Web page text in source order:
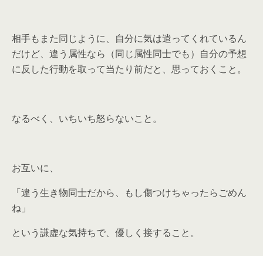
相手もまた同じように、自分に気は遣ってくれているん
だけど、違う属性なら（同じ属性同士でも）自分の予想
に反した行動を取って当たり前だと、思っておくこと。
なるべく、いちいち怒らないこと。
お互いに、
「違う生き物同士だから、もし傷つけちゃったらごめん
ね」
という謙虚な気持ちで、優しく接すること。